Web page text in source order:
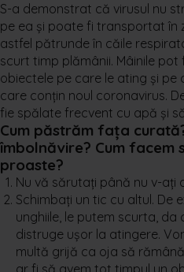
S-a demonstrat că virusul nu
pe ea și poate fi transportat în
astfel pătrunde în căile
scurt timp plămânii. Mâinile
obiectele pe care le ating și
care conțin noul coronavirus.
fie spălate frecvent cu apă și
Cum păstrăm fața
îmbolnăvire? Cum facem
proaste?
Nu vă sărutați până nu v-ați
Schimbați un tic cu altul. De
unghiile, le putem scurta,
distruge ușor la atingere.
multă grijă ca oja să
ar fi să avem tot timpul un